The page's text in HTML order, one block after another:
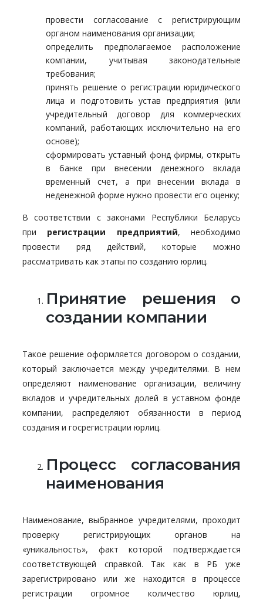
провести согласование с регистрирующим
органом наименования организации;
определить предполагаемое расположение
компании, учитывая законодательные
требования;
принять решение о регистрации юридического
лица и подготовить устав предприятия (или
учредительный договор для коммерческих
компаний, работающих исключительно на его
основе);
сформировать уставный фонд фирмы, открыть
в банке при внесении денежного вклада
временный счет, а при внесении вклада в
неденежной форме нужно провести его оценку;
В соответствии с законами Республики Беларусь
при регистрации предприятий, необходимо
провести ряд действий, которые можно
рассматривать как этапы по созданию юрлиц.
Принятие решения о
создании компании
Такое решение оформляется договором о создании,
который заключается между учредителями. В нем
определяют наименование организации, величину
вкладов и учредительных долей в уставном фонде
компании, распределяют обязанности в период
создания и госрегистрации юрлиц.
Процесс согласования
наименования
Наименование, выбранное учредителями, проходит
проверку регистрирующих органов на
«уникальность», факт которой подтверждается
соответствующей справкой. Так как в РБ уже
зарегистрировано или же находится в процессе
регистрации огромное количество юрлиц,